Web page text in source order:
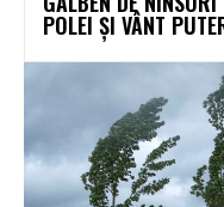
POLEI ȘI VÂNT